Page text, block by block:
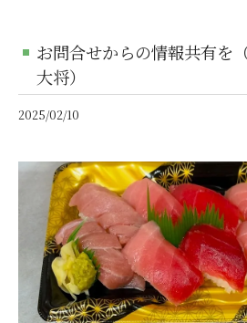
お問合せからの情報共有を
大将）
2025/02/10